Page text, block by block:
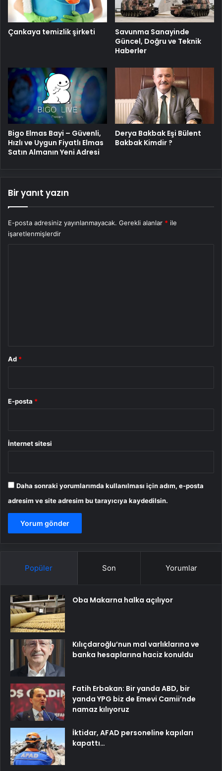
Çankaya temizlik şirketi
Savunma Sanayinde
Güncel, Doğru ve Teknik
Haberler
Bigo Elmas Bayi – Güvenli,
Hızlı ve Uygun Fiyatlı Elmas
Satın Almanın Yeni Adresi
Derya Bakbak Eşi Bülent
Bakbak Kimdir ?
Bir yanıt yazın
E-posta adresiniz yayınlanmayacak. Gerekli alanlar * ile
işaretlenmişlerdir
Ad *
E-posta *
İnternet sitesi
Daha sonraki yorumlarımda kullanılması için adım, e-posta
adresim ve site adresim bu tarayıcıya kaydedilsin.
Popüler Son Yorumlar
Oba Makarna halka açılıyor
Kılıçdaroğlu’nun mal varlıklarına ve
banka hesaplarına haciz konuldu
Fatih Erbakan: Bir yanda ABD, bir
yanda YPG biz de Emevi Camii’nde
namaz kılıyoruz
İktidar, AFAD personeline kapıları
kapattı…